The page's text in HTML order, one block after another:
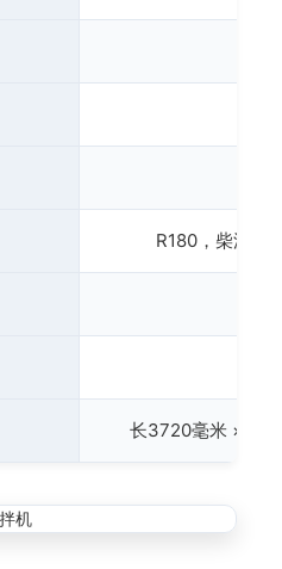
R180，柴油，
长3720毫米 × 宽